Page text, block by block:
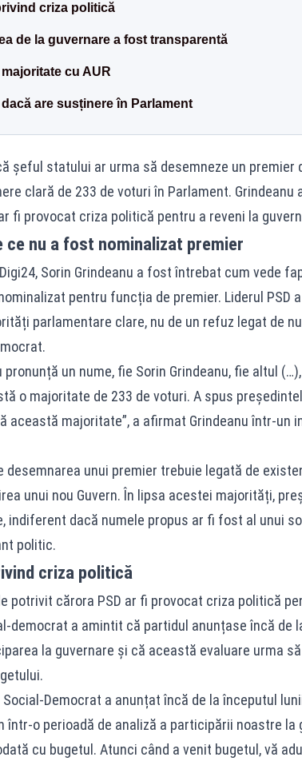
criza politică
de la guvernare a fost transparentă
cu AUR
are susținere în Parlament
șeful statului ar urma să desemneze un premier
clară de 233 de voturi în Parlament. Grindeanu
fi provocat criza politică pentru a reveni la
ce nu a fost nominalizat premier
Sorin Grindeanu a fost întrebat cum vede
pentru funcția de premier. Liderul PSD
parlamentare clare, nu de un refuz legat de
un nume, fie Sorin Grindeanu, fie altul
o majoritate de 233 de voturi. A spus
această majoritate”, a afirmat Grindeanu într-un
unui premier trebuie legată de
unui nou Guvern. În lipsa acestei majorități,
indiferent dacă numele propus ar fi fost al unui
politic.
criza politică
potrivit cărora PSD ar fi provocat criza politică
democrat a amintit că partidul anunțase încă de
la guvernare și că această evaluare urma
Democrat a anunțat încă de la începutul
într-o perioadă de analiză a participării noastre la
cu bugetul. Atunci când a venit bugetul, vă